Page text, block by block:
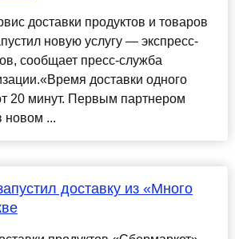
доставки продуктов и товаров
новую услугу — экспресс-
сообщает пресс-служба
доставки одного
20 минут. Первым партнером
новом ...
доставку из «Много